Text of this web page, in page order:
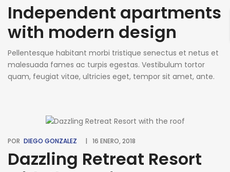
Independent apartments
with modern design
Pellentesque habitant morbi tristique senectus et netus et
malesuada fames ac turpis egestas. Vestibulum tortor
quam, feugiat vitae, ultricies eget, tempor sit amet, ante.
erat wisi, condimentum sed, commodo [...]
POR DIEGO GONZALEZ 16 ENERO, 2018
Dazzling Retreat Resort